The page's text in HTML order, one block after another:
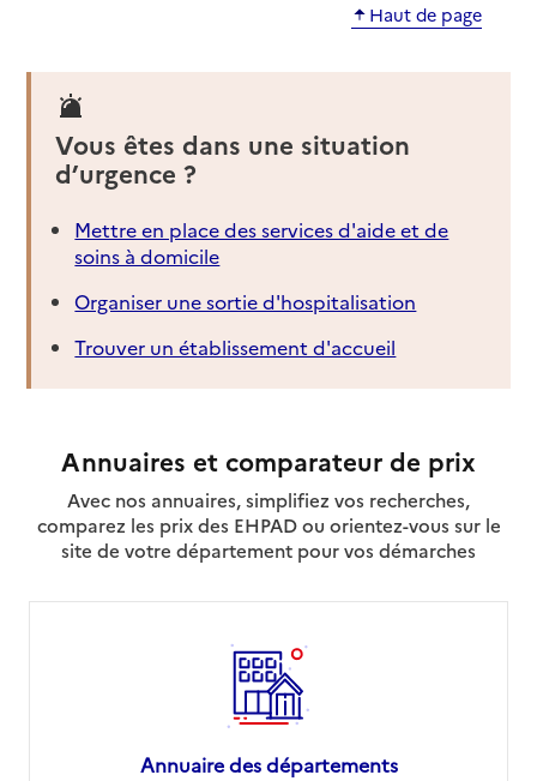
Haut de page
Vous êtes dans une situation
d’urgence ?
Mettre en place des services d'aide et de
soins à domicile
Organiser une sortie d'hospitalisation
Trouver un établissement d'accueil
Annuaires et comparateur de prix
Avec nos annuaires, simplifiez vos recherches,
comparez les prix des EHPAD ou orientez-vous sur le
site de votre département pour vos démarches
Annuaire des départements